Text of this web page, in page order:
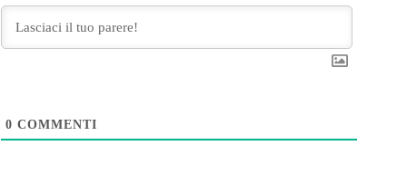
0 COMMENTI